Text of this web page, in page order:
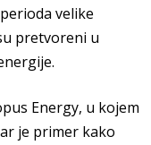
velike
pretvoreni u
Energy, u kojem
je primer kako